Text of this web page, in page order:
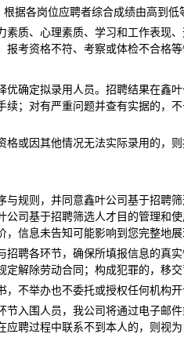
据各岗位应聘者综合成绩由高到
质、心理素质、学习和工作表现
考资格不符、考察或体检不合格
确定拟录用人员。招聘结果在鑫
；对有严重问题并查有实据的，
或因其他情况无法实际录用的，
与规则，并同意鑫叶公司基于招
司基于招聘筛选人才目的管理和
信息未告知可能影响到您完整地展
招聘各环节，确保所填报信息的
解除劳动合同；构成犯罪的，移
，不举办也不委托或授权任何机构
节入围人员，我公司将通过电子
聘过程中联系不到本人的，则视为